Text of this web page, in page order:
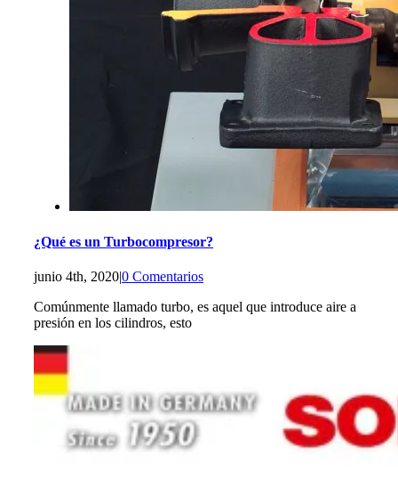
¿Qué es un Turbocompresor?
junio 4th, 2020|0 Comentarios
Comúnmente llamado turbo, es aquel que introduce aire a
presión en los cilindros, esto